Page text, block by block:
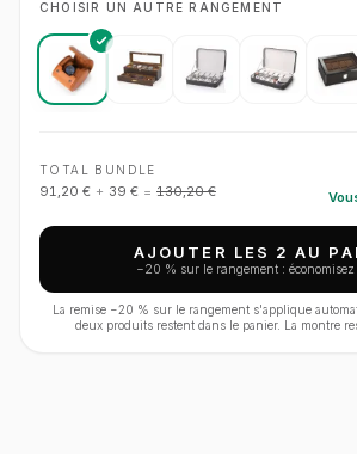
CHOISIR UN AUTRE RANGEMENT
TOTAL BUNDLE
91,20 € + 39 € = 130,20 €
AJOUTER LES 2 AU
−20 % sur le rangement : économisez
La remise −20 % sur le rangement s'applique
deux produits restent dans le panier. La montre